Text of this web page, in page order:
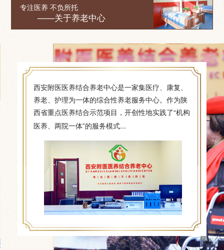
专注医养 不负所托
——关于养老中心
西安附医医养结合养老中心是一家集医疗、康复、
养老、护理为一体的综合性养老服务中心。作为陕
西省重点医养结合示范项目，开创性地实践了“机构
医养、两院一体”的服务模式...